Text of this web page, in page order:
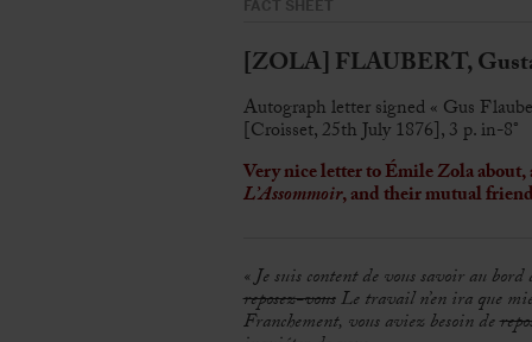
FACT SHEET
[ZOLA] FLAUBERT,
Autograph letter signed « Gus
[Croisset, 25th July 1876], 3 p. in-8°
Very nice letter to Émile Zola about,
L’Assommoir, and their mutual
« Je suis content de vous savoir au
reposez-vousLe travail n’en ira que
Franchement, vous aviez besoin de